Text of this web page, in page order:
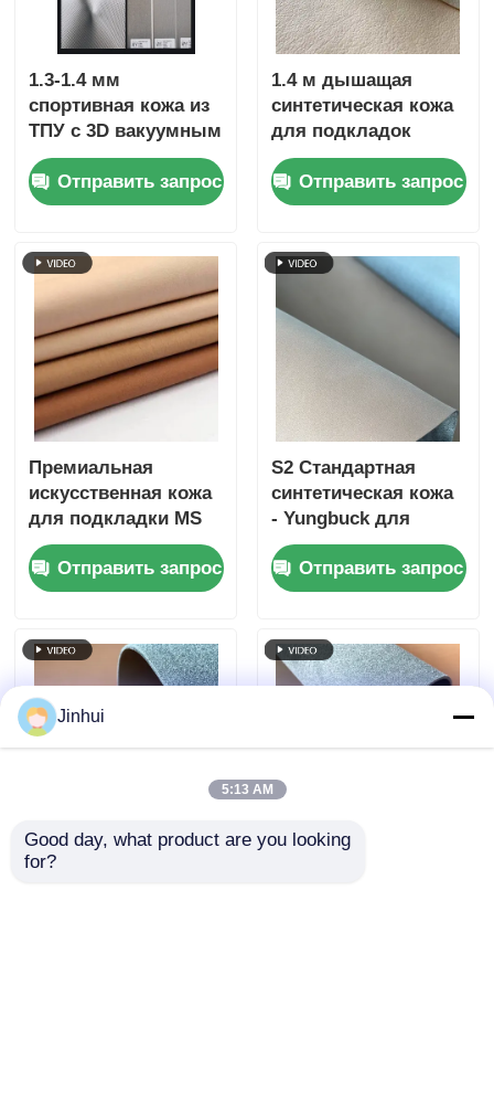
1.3-1.4 мм
спортивная кожа из
ТПУ с 3D вакуумным
тиснением и
нетканой
подкладкой с
Отправить запрос
1.4 м дышащая
синтетическая кожа
для подкладок
обуви с технологией
MS Absorption
Отправить запрос
Премиальная
искусственная кожа
для подкладки MS
Water Absorption 0,7
ммОтправить запрос
S2 Стандартная
синтетическая кожа
- Yungbuck для
наружной,
безопасной и
спортивной обуви
Отправить запрос
Микрофибра из
Устойчивая
Jinhui
5:13 AM
Good day, what product are you looking
for?